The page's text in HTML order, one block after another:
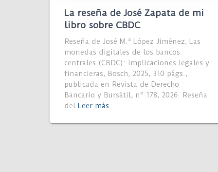
La reseña de José Zapata de mi
libro sobre CBDC
Reseña de José M.ª López Jiménez, Las
monedas digitales de los bancos
centrales (CBDC): implicaciones legales y
financieras, Bosch, 2025, 310 págs.,
publicada en Revista de Derecho
Bancario y Bursátil, nº 178, 2026. Reseña
del Leer más